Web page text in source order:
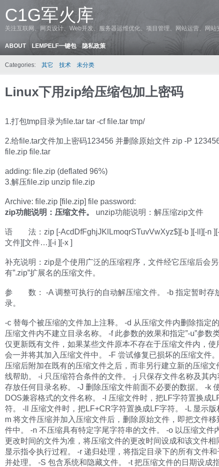
C1G军火库
关注互联网、网页设计、Web开发、服务器运维优化、项目管理、网站运营、网
ABOUT LEMPELF一键包 隐私政策
Categories: 其它 技术 未分类
Linux下用zip给压缩包加上密码
1.打包tmp目录为file.tar tar -cf file.tar tmp/
2.给file.tar文件加上密码123456 并删除原始文件 zip -P
file.zip file.tar
adding: file.zip (deflated 96%)
3.解压file.zip unzip file.zip
Archive: file.zip [file.zip] file password:
zip功能说明：压缩文件。
unzip功能说明：解压缩zip文件
语 法：zip [-AcdDfFghjJKlLmoqrSTuvVwXyz$][-b ][-ll][-n
文件][文件…][-i ][-x ]
补充说明：zip是个使用广泛的压缩程序，文件经它压缩后会
有”.zip”扩展名的压缩文件。
参 数： -A 调整可执行的自动解压缩文件。 -b 指定暂时存
录。
-c 替每个被压缩的文件加上注释。 -d 从压缩文件内删除指定
压缩文件内不建立目录名称。 -f 此参数的效果和指定”-u”参数
仅更新既有文件，如果某些文件原本不存在于压缩文件内，使
会一并将其加入压缩文件中。 -F 尝试修复已损坏的压缩文件
压缩后附加在既有的压缩文件之后，而非另行建立新的压缩文
线帮助。 -i 只压缩符合条件的文件。 -j 只保存文件名称及其
存放任何目录名称。 -J 删除压缩文件前面不必要的数据。 -k
DOS兼容格式的文件名称。 -l 压缩文件时，把LF字符置换成
符。 -ll 压缩文件时，把LF+CR字符置换成LF字符。 -L 显示版
m 将文件压缩并加入压缩文件后，删除原始文件，即把文件移
件中。 -n 不压缩具有特定字尾字符串的文件。 -o 以压缩文件
更改时间的文件为准，将压缩文件的更改时间设成和该文件相
显示指令执行过程。 -r 递归处理，将指定目录下的所有文件
并处理。 -S 包含系统和隐藏文件。 -t 把压缩文件的日期设成